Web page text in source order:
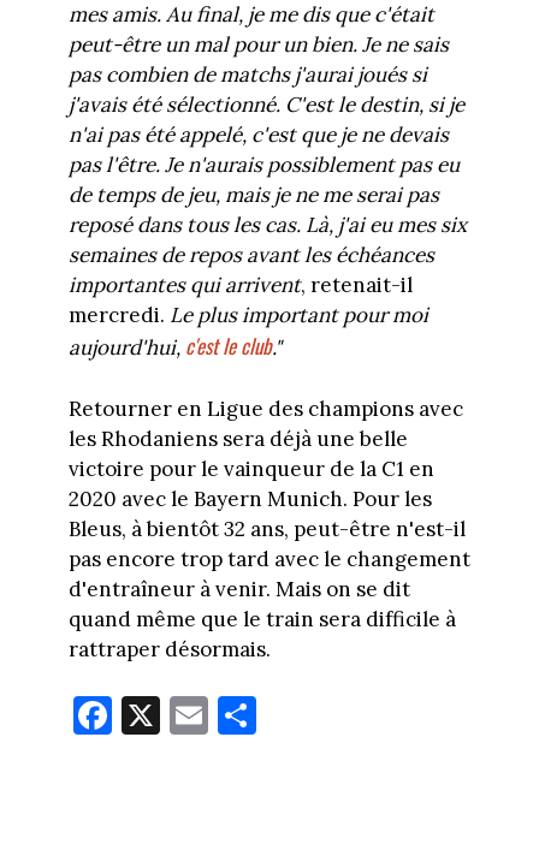
mes amis. Au final, je me dis que c'était
peut-être un mal pour un bien. Je ne sais
pas combien de matchs j'aurai joués si
j'avais été sélectionné. C'est le destin, si je
n'ai pas été appelé, c'est que je ne devais
pas l'être. Je n'aurais possiblement pas eu
de temps de jeu, mais je ne me serai pas
reposé dans tous les cas. Là, j'ai eu mes six
semaines de repos avant les échéances
importantes qui arrivent, retenait-il
mercredi. Le plus important pour moi
aujourd'hui, c'est le club."
Retourner en Ligue des champions avec
les Rhodaniens sera déjà une belle
victoire pour le vainqueur de la C1 en
2020 avec le Bayern Munich. Pour les
Bleus, à bientôt 32 ans, peut-être n'est-il
pas encore trop tard avec le changement
d'entraîneur à venir. Mais on se dit
quand même que le train sera difficile à
rattraper désormais.
Fa
ce
X E
m
Pa